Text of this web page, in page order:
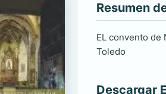
Resumen
EL convento de
Toledo
Descargar